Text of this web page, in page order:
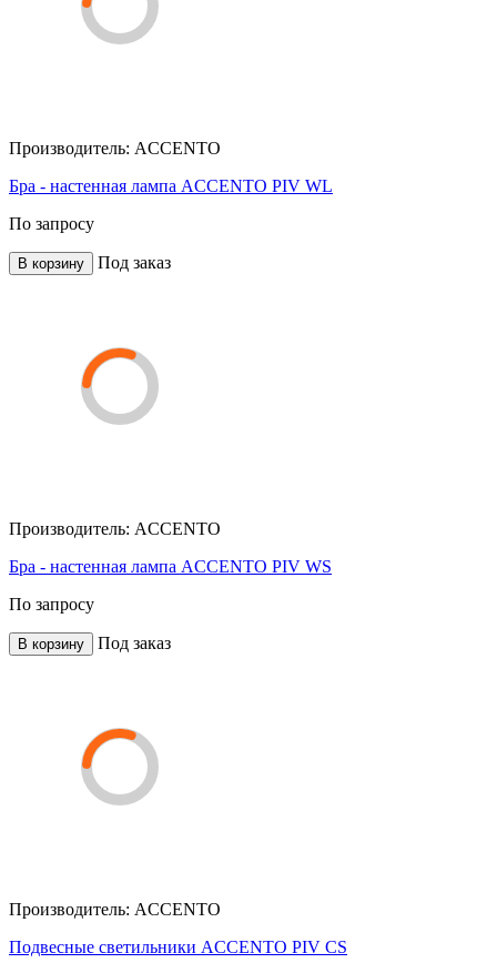
Производитель: ACCENTO
Бра - настенная лампа ACCENTO PIV WL
По запросу
В корзину Под заказ
Производитель: ACCENTO
Бра - настенная лампа ACCENTO PIV WS
По запросу
В корзину Под заказ
Производитель: ACCENTO
Подвесные светильники ACCENTO PIV CS